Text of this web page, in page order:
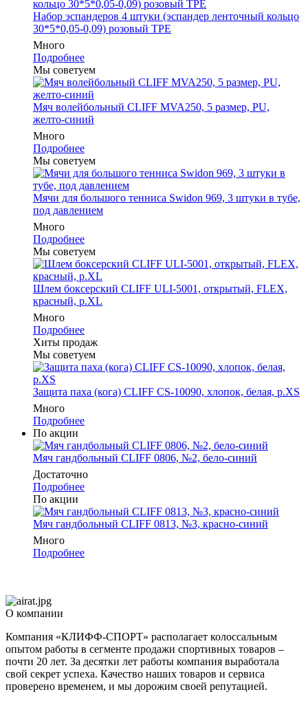
Набор эспандеров 4 штуки (эспандер ленточный кольцо
30*5*0,05-0,09) розовый ТРЕ
Много
Подробнее
Мы советуем
Мяч волейбольный CLIFF MVA250, 5 размер, PU,
желто-синий
Много
Подробнее
Мы советуем
Мячи для большого тенниса Swidon 969, 3 штуки в тубе,
под давлением
Много
Подробнее
Мы советуем
Шлем боксерский CLIFF ULI-5001, открытый, FLEX,
красный, р.XL
Много
Подробнее
Хиты продаж
Мы советуем
Защита паха (кога) CLIFF CS-10090, хлопок, белая, р.XS
Много
Подробнее
По акции
Мяч гандбольный CLIFF 0806, №2, бело-синий
Достаточно
Подробнее
По акции
Мяч гандбольный CLIFF 0813, №3, красно-синий
Много
Подробнее
О компании
Компания «КЛИФФ-СПОРТ» располагает колоссальным
опытом работы в сегменте продажи спортивных товаров –
почти 20 лет. За десятки лет работы компания выработала
свой секрет успеха. Качество наших товаров и сервиса
проверено временем, и мы дорожим своей репутацией.